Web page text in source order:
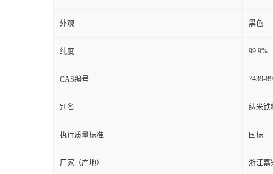
外观 黑色
纯度
CAS编号
别名 纳米铁
执行质量标准 国标
厂家（产地） 浙江嘉